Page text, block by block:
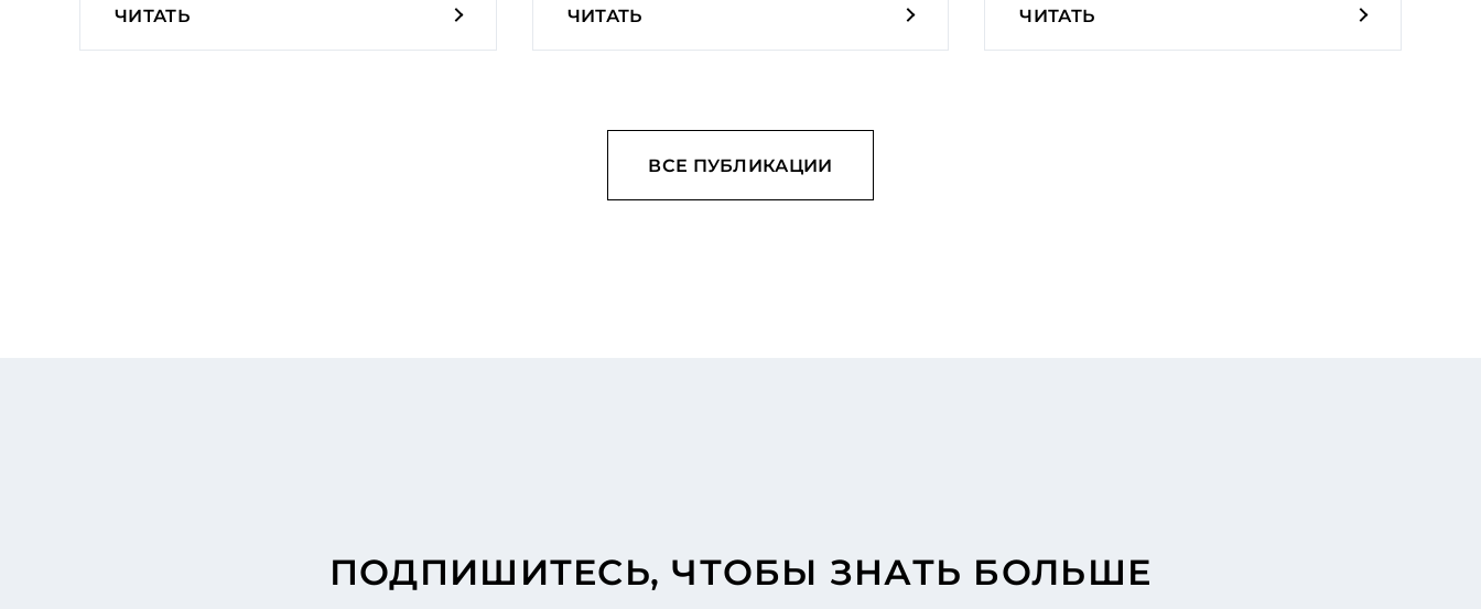
ЧИТАТЬ ЧИТАТЬ ЧИТАТЬ
ВСЕ ПУБЛИКАЦИИ
ПОДПИШИТЕСЬ, ЧТОБЫ ЗНАТЬ БОЛЬШЕ